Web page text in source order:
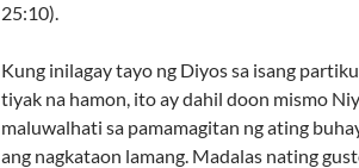
25:10).
Kung inilagay tayo ng Diyos sa isang
tiyak na hamon, ito ay dahil doon mismo
maluwalhati sa pamamagitan ng ating
ang nagkataon lamang. Madalas nating